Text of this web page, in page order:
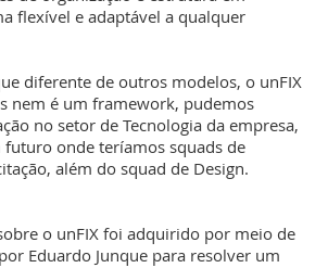
flexível e adaptável a qualquer
diferente de outros modelos, o unFIX
nem é um framework, pudemos
no setor de Tecnologia da empresa,
onde teríamos squads de
além do squad de Design.
o unFIX foi adquirido por meio de
Eduardo Junque para resolver um